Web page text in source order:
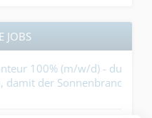
JOBS
100% (m/w/d) –
du hier genau richtig!.